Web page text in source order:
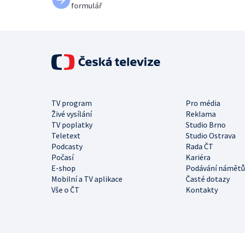
formulář
TV program
Pro média
Živé vysílání
Reklama
TV poplatky
Studio Brno
Teletext
Studio Ostrava
Podcasty
Rada ČT
Počasí
Kariéra
E-shop
Podávání námětů
Mobilní a TV aplikace
Časté dotazy
Vše o ČT
Kontakty